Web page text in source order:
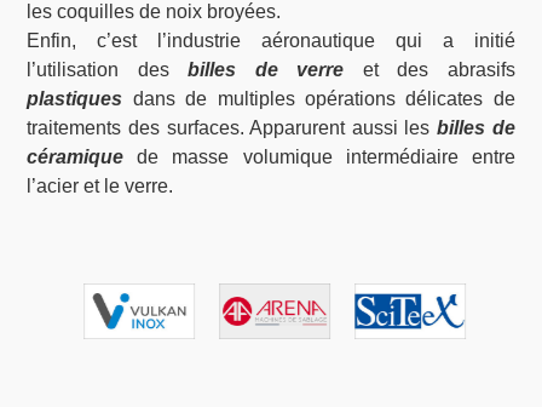
les coquilles de noix broyées.
Enfin, c’est l’industrie aéronautique qui a initié
l’utilisation desbilles de verre et des abrasifs
plastiques dans de multiples opérations délicates de
traitements des surfaces. Apparurent aussi les billes de
céramique de masse volumique intermédiaire entre
l’acier et le verre.